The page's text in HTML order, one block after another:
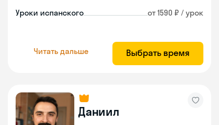
Уроки испанского от 1590 ₽ / урок
Читать дальше Выбрать время
Даниил